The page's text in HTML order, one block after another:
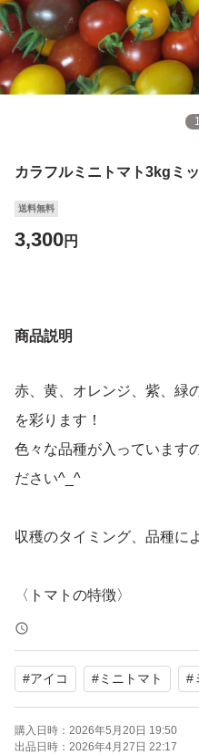
1
カラフルミニトマト3kgミッ
送料無料
3,300円
商品説明
赤、黄、オレンジ、紫、緑
を彩ります！
色々な品種が入っています
ださい^_^
収穫のタイミング、品種に
〈トマトの特徴〉
土の力を活かし水をたっぷ
す。
減農薬で元気に育てている
#アイコ #ミニトマト #
購入日時： 2026年5月20日 19:50
出品日時： 2026年4月27日 22:17